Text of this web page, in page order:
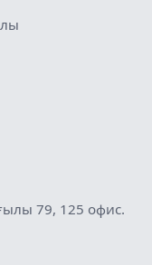
79, 125 офис.